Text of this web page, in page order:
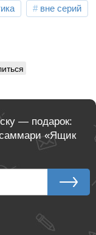
вне серий
— подарок:
«Ящик